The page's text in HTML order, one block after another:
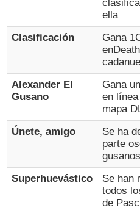
ella
Clasificación
Gana
Alexander El
Gusano
Gana
en
mapa
Únete, amigo
Se ha
parte
gusanos
Superhuevástico
Se han
todos
de